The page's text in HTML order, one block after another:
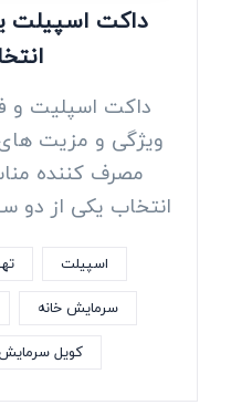
داکت اسپیلت
داکت اسپلیت و
ویژگی و مزیت های
مصرف کننده
انتخاب یکی از دو
اسپیلت
سرمایش خانه
کویل